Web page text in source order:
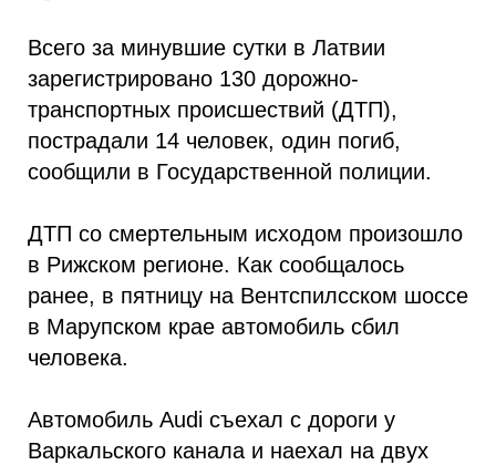
Всего за минувшие сутки в Латвии
зарегистрировано 130 дорожно-
транспортных происшествий (ДТП),
пострадали 14 человек, один погиб,
сообщили в Государственной полиции.
ДТП со смертельным исходом произошло
в Рижском регионе. Как сообщалось
ранее, в пятницу на Вентспилсском шоссе
в Марупском крае автомобиль сбил
человека.
Автомобиль Audi съехал с дороги у
Варкальского канала и наехал на двух